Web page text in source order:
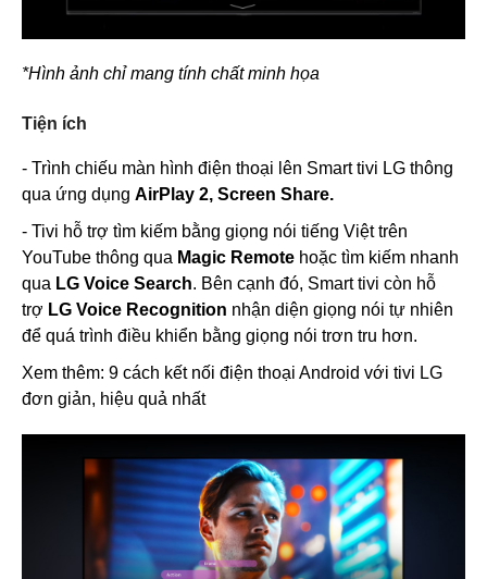
*Hình ảnh chỉ mang tính chất minh họa
Tiện ích
- Trình chiếu màn hình điện thoại lên Smart tivi LG thông
qua ứng dụng AirPlay 2, Screen Share.
- Tivi hỗ trợ tìm kiếm bằng giọng nói tiếng Việt trên
YouTube thông qua Magic Remote hoặc tìm kiếm nhanh
qua LG Voice Search. Bên cạnh đó, Smart tivi còn hỗ
trợ LG Voice Recognition nhận diện giọng nói tự nhiên
để quá trình điều khiển bằng giọng nói trơn tru hơn.
Xem thêm: 9 cách kết nối điện thoại Android với tivi LG
đơn giản, hiệu quả nhất